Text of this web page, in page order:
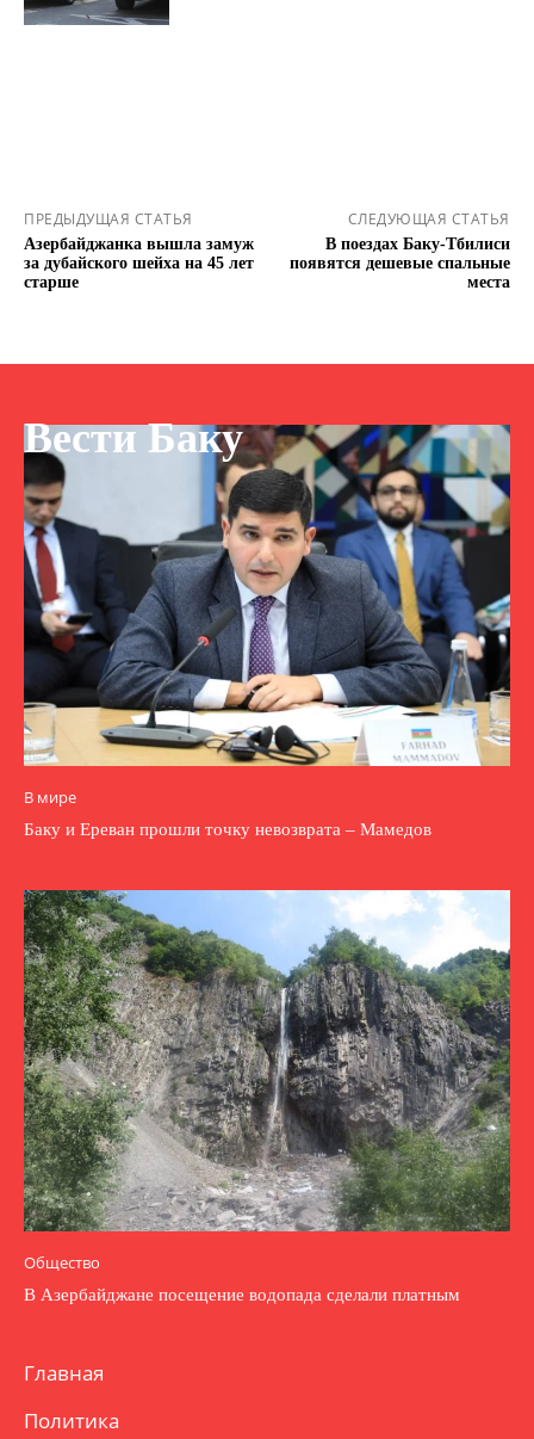
ПРЕДЫДУЩАЯ СТАТЬЯ
Азербайджанка вышла замуж
за дубайского шейха на 45 лет
старше
СЛЕДУЮЩАЯ СТАТЬЯ
В поездах Баку-Тбилиси
появятся дешевые спальные
места
Вести Баку
В мире
Баку и Ереван прошли точку невозврата – Мамедов
Общество
В Азербайджане посещение водопада сделали платным
Главная
Политика